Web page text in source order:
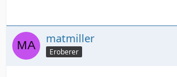
matmiller
Eroberer